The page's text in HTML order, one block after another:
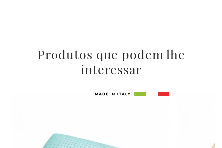
Produtos que podem lhe
interessar